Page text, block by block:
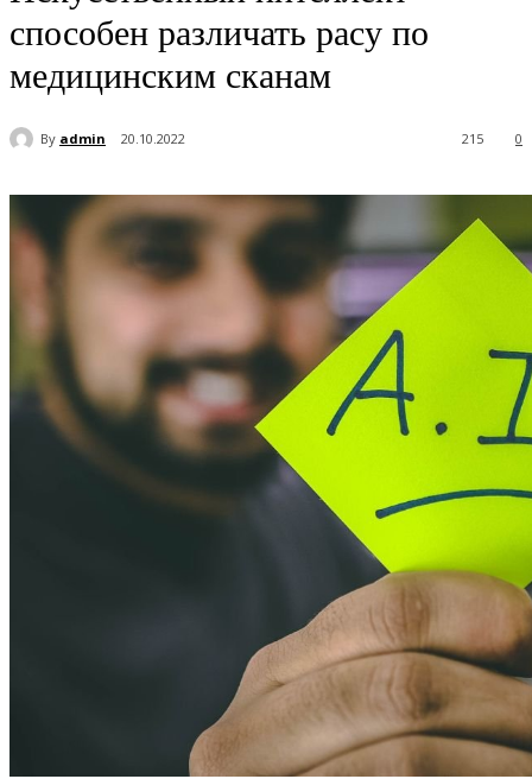
способен различать расу по
медицинским сканам
By admin 20.10.2022 0
215